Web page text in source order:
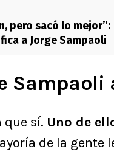
pero sacó lo mejor”:
a Jorge Sampaoli
Sampaoli
que sí. Uno de
de la gente